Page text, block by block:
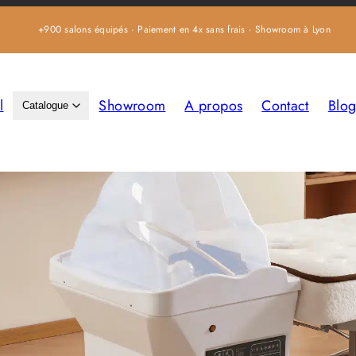
+900 salons équipés · Paiement en 4x sans frais · Showroom à Lyon
Catalogue Showroom A propos Contact Blog